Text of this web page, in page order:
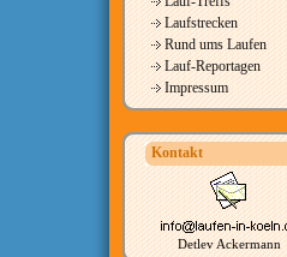
Laufstrecken
Rund ums Laufen
Lauf-Reportagen
Impressum
Kontakt
Detlev Ackermann